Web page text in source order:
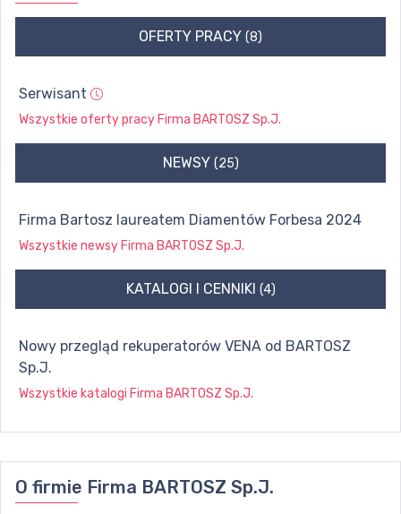
OFERTY PRACY (8)
Serwisant
Wszystkie oferty pracy Firma BARTOSZ Sp.J.
NEWSY (25)
Firma Bartosz laureatem Diamentów Forbesa 2024
Wszystkie newsy Firma BARTOSZ Sp.J.
KATALOGI I CENNIKI (4)
Nowy przegląd rekuperatorów VENA od BARTOSZ
Sp.J.
Wszystkie katalogi Firma BARTOSZ Sp.J.
O firmie Firma BARTOSZ Sp.J.